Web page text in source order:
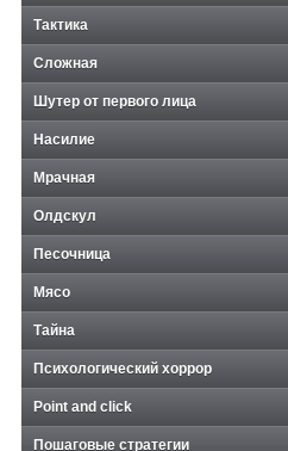
Тактика
Сложная
Шутер от первого лица
Насилие
Мрачная
Олдскул
Песочница
Мясо
Тайна
Психологический хоррор
Point and click
Пошаговые стратегии